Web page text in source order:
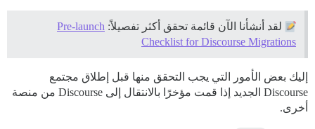
لقد أنشأنا الآن قائمة تحقق أكثر تفصيلاً: Pre-launch
Checklist for Discourse Migrations
إليك بعض الأمور التي يجب التحقق منها قبل إطلاق مجتمع
Discourse الجديد إذا قمت مؤخرًا بالانتقال إلى Discourse من منصة
أخرى.